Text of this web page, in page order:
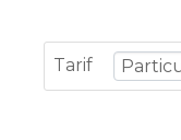
Tarif